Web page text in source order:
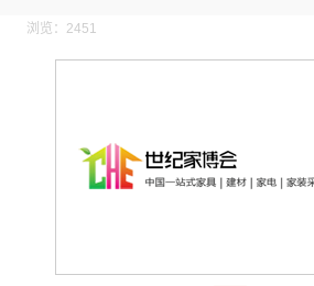
浏览：2451